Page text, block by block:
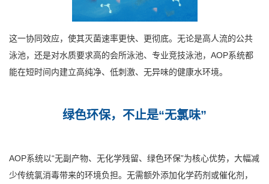
这一协同效应，使其灭菌速率更快、更彻底。无论是高人流的公共
泳池，还是对水质要求高的会所泳池、专业竞技泳池，AOP系统都
能在短时间内建立高纯净、低刺激、无异味的健康水环境。
绿色环保，不止是“无氯味”
AOP系统以“无副产物、无化学残留、绿色环保”为核心优势，大幅减
少传统氯消毒带来的环境负担。无需额外添加化学药剂或催化剂，